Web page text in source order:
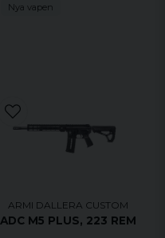
ARMI DALLERA CUSTOM
ADC M5 PLUS, 223 REM
Nya vapen